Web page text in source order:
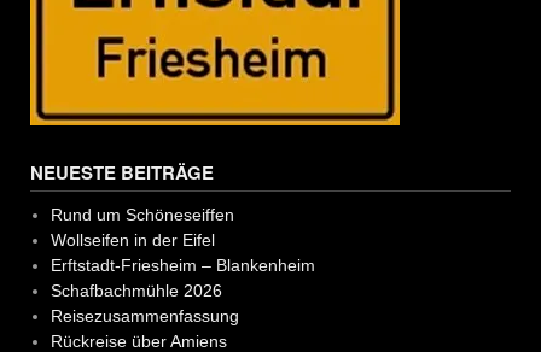
NEUESTE BEITRÄGE
Rund um Schöneseiffen
Wollseifen in der Eifel
Erftstadt-Friesheim – Blankenheim
Schafbachmühle 2026
Reisezusammenfassung
Rückreise über Amiens